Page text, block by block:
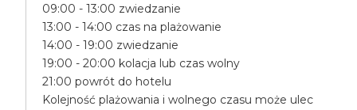
09:00 - 13:00 zwiedzanie
13:00 - 14:00 czas na plażowanie
14:00 - 19:00 zwiedzanie
19:00 - 20:00 kolacja lub czas wolny
21:00 powrót do hotelu
Kolejność plażowania i wolnego czasu może ulec